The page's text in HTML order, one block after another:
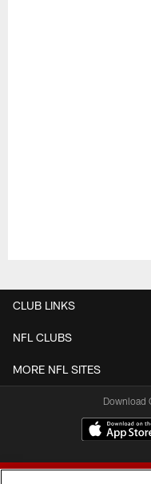
CLUB LINKS
NFL CLUBS
MORE NFL SITES
Download